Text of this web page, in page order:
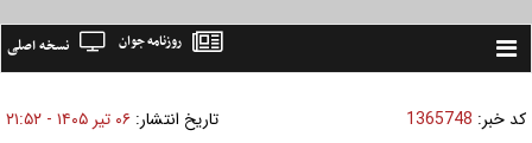
Toggle
نسخه اصلی روزنامه جوان
کد خبر: 1365748 تاریخ انتشار: ۰۶ تير ۱۴۰۵ - ۲۱:۵۲